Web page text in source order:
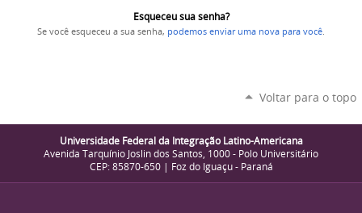
Esqueceu sua senha?
Se você esqueceu a sua senha, podemos enviar uma nova para você.
Voltar para o topo
Universidade Federal da Integração Latino-Americana
Avenida Tarquínio Joslin dos Santos, 1000 - Polo Universitário
CEP: 85870-650 | Foz do Iguaçu - Paraná